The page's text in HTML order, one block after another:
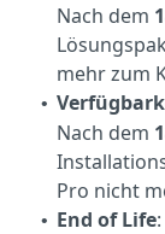
Nach dem
mehr zum
•
Nach dem
Pro nicht
• End of Life